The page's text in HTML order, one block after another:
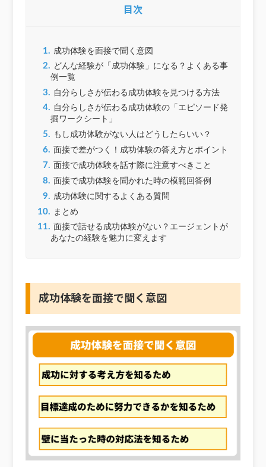
目次
1. 成功体験を面接で聞く意図
2. どんな経験が「成功体験」になる？よくある事
例一覧
3. 自分らしさが伝わる成功体験を見つける方法
4. 自分らしさが伝わる成功体験の「エピソード発
掘ワークシート」
5. もし成功体験がない人はどうしたらいい？
6. 面接で差がつく！成功体験の答え方とポイント
7. 面接で成功体験を話す際に注意すべきこと
8. 面接で成功体験を聞かれた時の模範回答例
9. 成功体験に関するよくある質問
10. まとめ
11. 面接で話せる成功体験がない？エージェントが
あなたの経験を魅力に変えます
成功体験を面接で聞く意図